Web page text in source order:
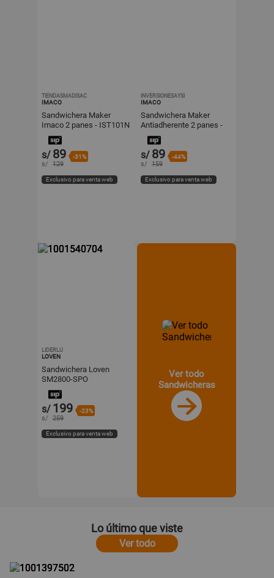
TIENDASMADISAC
IMACO
Sandwichera Maker
Imaco 2 panes - IST101N
s/ 89 -31%
s/ 129
Exclusivo para venta web
INVERSIONESAYSI
IMACO
Sandwichera Maker
Antiadherente 2 panes -
Imaco IST101N
s/ 89 -44%
s/ 159
Exclusivo para venta web
LIDERLU
LOVEN
Sandwichera Loven
SM2800-SPO
Multifuncional 3 en 1
s/ 199 -23%
s/ 259
Exclusivo para venta web
Ver todo
Sandwicheras
Lo último que viste
Ver todo